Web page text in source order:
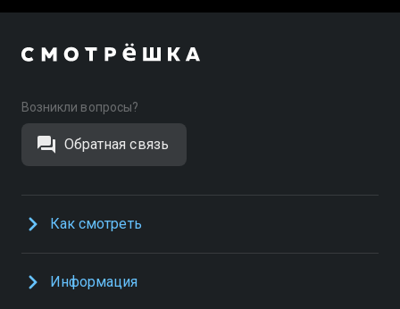
Возникли вопросы?
Обратная связь
Как смотреть
Информация